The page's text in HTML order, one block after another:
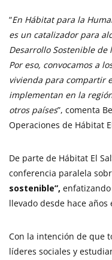
“En Hábitat para la
es un catalizador para
Desarrollo Sostenible de
Por eso, convocamos a
vivienda para compartir
implementan en la
otros países”, comenta
Operaciones de Hábitat
De parte de Hábitat El
conferencia paralela
sostenible”,
llevado desde hace años
Con la intención de que
líderes sociales y